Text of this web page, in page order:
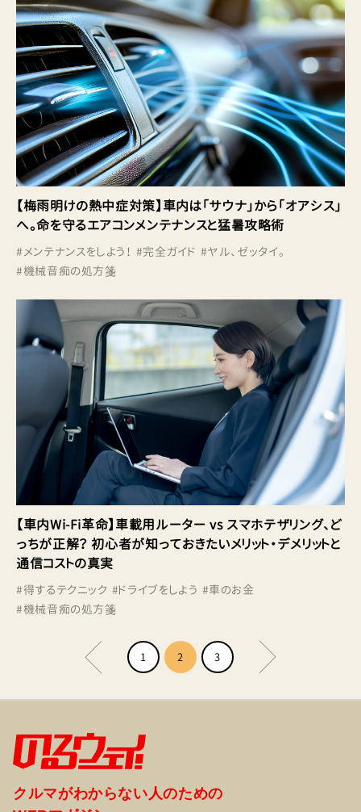
【梅雨明けの熱中症対策】車内は「サウナ」から「オアシス」
へ。命を守るエアコンメンテナンスと猛暑攻略術
#メンテナンスをしよう！ #完全ガイド #ヤル、ゼッタイ。
#機械音痴の処方箋
【車内Wi-Fi革命】車載用ルーター vs スマホテザリング、ど
っちが正解？ 初心者が知っておきたいメリット・デメリットと
通信コストの真実
#得するテクニック #ドライブをしよう #車のお金
#機械音痴の処方箋
1 2 3
クルマがわからない人のための